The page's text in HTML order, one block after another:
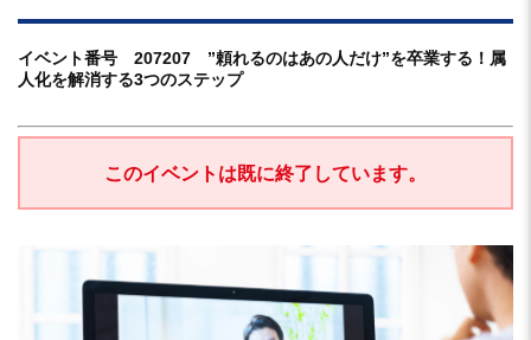
イベント番号 207207 ”頼れるのはあの人だけ”を卒業する！属
人化を解消する3つのステップ
このイベントは既に終了しています。